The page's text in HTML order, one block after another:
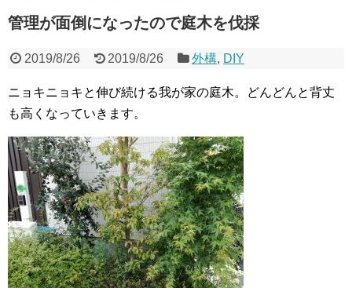
管理が面倒になったので庭木を伐採
2019/8/26 2019/8/26 外構, DIY
ニョキニョキと伸び続ける我が家の庭木。どんどんと背丈
も高くなっていきます。